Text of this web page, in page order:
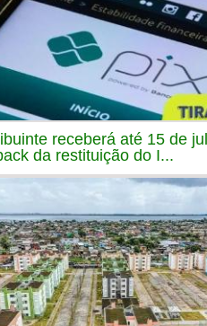
receberá até 15 de
da restituição do I...